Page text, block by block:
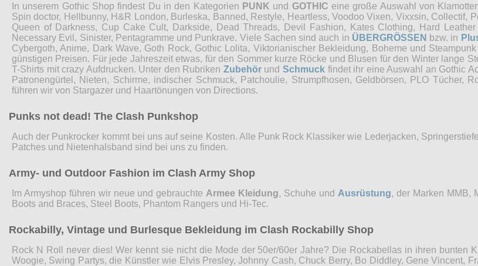
In unserem Gothic Shop findest Du in den Kategorien PUNK und GOTHIC eine große Auswahl von
Spin doctor, Hellbunny, H&R London, Burleska, Banned, Restyle, Heartless, Voodoo Vixen, Vixxsin, Collectif,
Queen of Darkness, Cup Cake Cult, Darkside, Dead Threads, Devil Fashion, Kates Clothing, Hard
Necessary Evil, Sinister, Pentagramme und Punkrave. Viele Sachen sind auch in ÜBERGRÖSSEN bzw. in
Cybergoth, Anime, Dark Wave, Goth Rock, Gothic Lolita, Viktorianischer Bekleidung, Boheme und
günstigen Preisen. Für jede Jahreszeit etwas, für den Sommer kurze Röcke und Blusen für den Winter lange
T-Shirts mit crazy Aufdrucken. Unter den Rubriken ZubehörundSchmuck findet ihr eine Auswahl an Gothic
Patronengürtel, Nieten, Schirme, indischer Schmuck, Patchoulie, Strumpfhosen, Geldbörsen, PLO Tücher,
führen wir von Stargazer und Haartönungen von Directions.
Punks not dead! The Clash Punkshop
Auch der Punkrocker kommt bei uns auf seine Kosten. Alle Punk Rock Klassiker wie Lederjacken,
Patches und Nietenhalsband sind bei uns zu finden.
Army- und Outdoor Fashion im Clash Army Shop
Im Armyshop führen wir neue und gebrauchte Armee Kleidung, Schuhe und Ausrüstung, der Marken MMB,
Boots and Braces, Steel Boots, Phantom Rangers und Hi-Tec.
Rockabilly, Vintage und Burlesque Bekleidung im Clash Rockabilly Shop
Rock N Roll never dies! Wer kennt sie nicht die Mode der 50er/60er Jahre? Die Rockabellas in ihren bunten
Woogie, Swing Partys, die Künstler wie Elvis Presley, Johnny Cash, Chuck Berry, Bo Diddley, Gene Vincent,